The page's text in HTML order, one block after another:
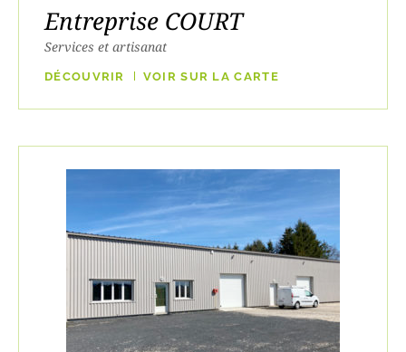
Entreprise COURT
Services et artisanat
DÉCOUVRIR VOIR SUR LA CARTE